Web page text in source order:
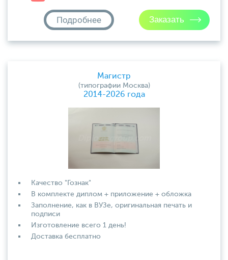
Подробнее
Магистр
(типографии Москва)
2014-2026 года
Качество "Гознак"
В комплекте диплом + приложение + обложка
Заполнение, как в ВУЗе, оригинальная печать и
подписи
Изготовление всего 1 день!
Доставка бесплатно